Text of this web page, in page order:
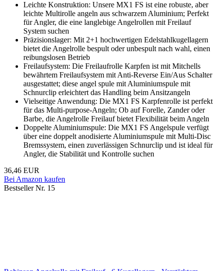
Leichte Konstruktion: Unsere MX1 FS ist eine robuste, aber
leichte Multirolle angeln aus schwarzem Aluminium; Perfekt
für Angler, die eine langlebige Angelrollen mit Freilauf
System suchen
Präzisionslager: Mit 2+1 hochwertigen Edelstahlkugellagern
bietet die Angelrolle bespult oder unbespult nach wahl, einen
reibungslosen Betrieb
Freilaufsystem: Die Freilaufrolle Karpfen ist mit Mitchells
bewährtem Freilaufsystem mit Anti-Reverse Ein/Aus Schalter
ausgestattet; diese angel spule mit Aluminiumspule mit
Schnurclip erleichtert das Handling beim Ansitzangeln
Vielseitige Anwendung: Die MX1 FS Karpfenrolle ist perfekt
für das Multi-purpose-Angeln; Ob auf Forelle, Zander oder
Barbe, die Angelrolle Freilauf bietet Flexibilität beim Angeln
Doppelte Aluminiumspule: Die MX1 FS Angelspule verfügt
über eine doppelt anodisierte Aluminiumspule mit Multi-Disc
Bremssystem, einen zuverlässigen Schnurclip und ist ideal für
Angler, die Stabilität und Kontrolle suchen
36,46 EUR
Bei Amazon kaufen
Bestseller Nr. 15